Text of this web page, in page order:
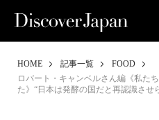
HOME 記事一覧
FOOD
ロバート・キャンベルさん編《私た
た》“日本は発酵の国だと再認識させ